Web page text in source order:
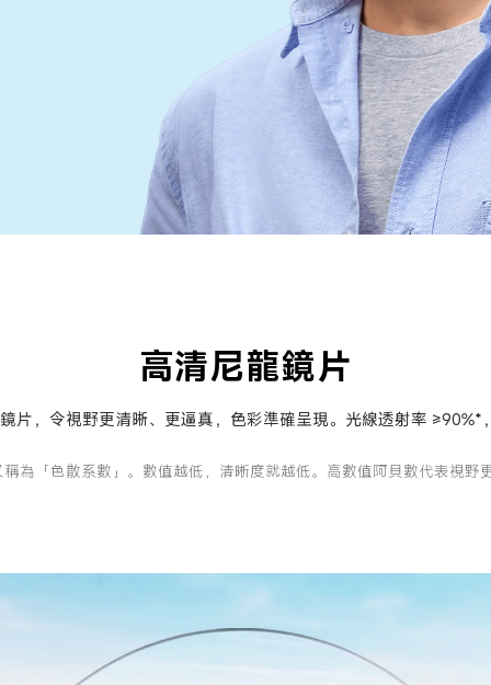
高清尼龍鏡片
片，令視野更清晰、更逼真，色彩準確呈現。光線透射率 ≥90%*
為「色散系數」。數值越低，清晰度就越低。高數值阿貝數代表視野更